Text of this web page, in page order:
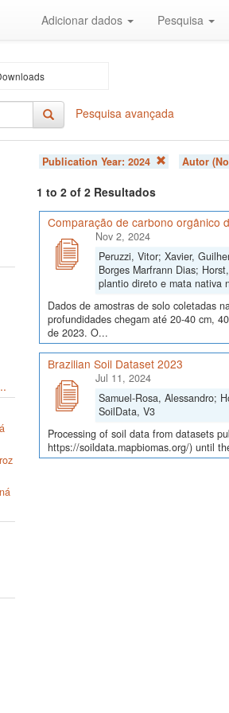
Adicionar dados Pesquisa
Pesquisa avançada
Publication Year: 2024 Autor
1 to 2 of 2 Resultados
Comparação de carbono orgânico
Nov 2, 2024
Peruzzi, Vitor; Xavier,
Borges Marfrann Dias;
plantio direto e mata nativa
Dados de amostras de solo coletadas
profundidades chegam até 20-40 cm,
de 2023. O...
Brazilian Soil Dataset 2023
Jul 11, 2024
Samuel-Rosa, Alessandro;
SoilData, V3
Processing of soil data from datasets
https://soildata.mapbiomas.org/) until